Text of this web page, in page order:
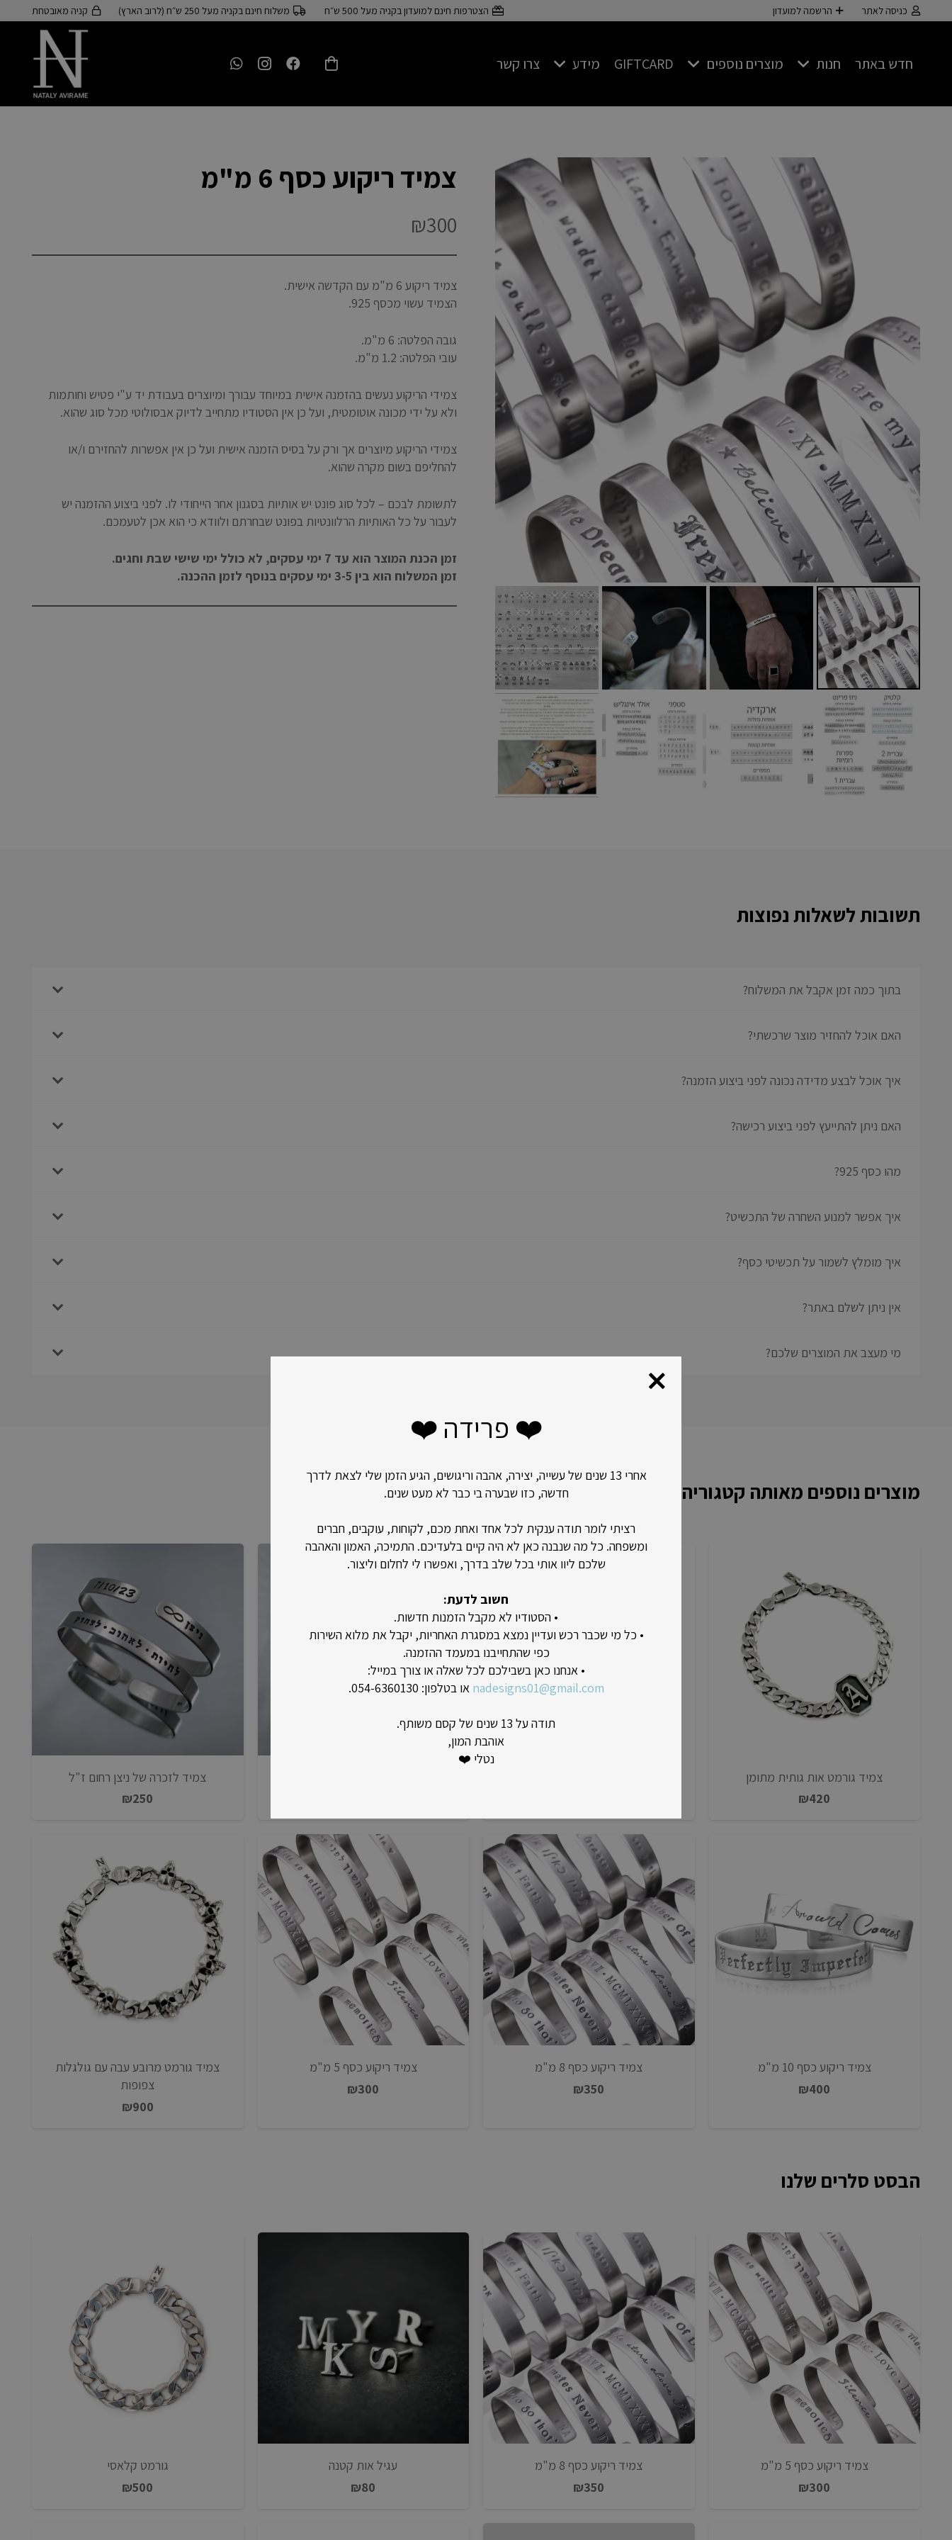
כניסה לאתר הרשמה למועדון הצטרפות חינם למועדון בקניה מעל 500 ש״ח משלוח חינם בקניה מעל 250 ש״ח (לרוב הארץ) קניה מאובטחת
חדש באתר חנות מוצרים נוספים GIFTCARD מידע צרו קשר
צמיד ריקוע כסף 6 מ"מ
₪300
צמיד ריקוע 6 מ"מ עם הקדשה אישית
.
הצמיד עשוי מכסף 925.
גובה הפלטה: 6 מ"מ.
עובי הפלטה: 1.2
מ"מ.
צמידי הריקוע נעשים בהזמנה אישית במיוחד עבורך ומיוצרים בעבודת יד ע"י פטיש וחותמות
ולא על ידי מכונה אוטומטית, ועל כן אין הסטודיו מתחייב לדיוק אבסולוטי מכל סוג שהוא.
צמידי הריקוע מיוצרים אך ורק על בסיס הזמנה אישית ועל כן אין אפשרות להחזירם ו/או
להחליפם בשום מקרה שהוא.
לתשומת לבכם – לכל סוג פונט יש אותיות בסגנון אחר הייחודי לו. לפני ביצוע ההזמנה יש
לעבור על כל האותיות הרלוונטיות בפונט שבחרתם ולוודא כי הוא אכן לטעמכם.
זמן הכנת המוצר הוא עד 7 ימי עסקים, לא כולל ימי שישי שבת וחגים
.
זמן המשלוח הוא בין 3-5 ימי עסקים בנוסף לזמן ההכנה.
תשובות לשאלות נפוצות
בתוך כמה זמן אקבל את המשלוח?
האם אוכל להחזיר מוצר שרכשתי?
איך אוכל לבצע מדידה נכונה לפני ביצוע הזמנה?
האם ניתן להתייעץ לפני ביצוע רכישה?
מהו כסף 925?
איך אפשר למנוע השחרה של התכשיט?
איך מומלץ לשמור על תכשיטי כסף?
אין ניתן לשלם באתר?
מי מעצב את המוצרים שלכם?
מוצרים נוספים מאותה קטגוריה
צמיד גורמט אות גותית מתומן
₪420
צמיד לזכרה של ניצן רחום ז"ל
₪250
צמיד ריקוע כסף 10 מ"מ
₪400
צמיד ריקוע כסף 8 מ"מ
₪350
צמיד ריקוע כסף 5 מ"מ
₪300
צמיד גורמט מרובע עבה עם גולגלות
צפופות
₪900
הבסט סלרים שלנו
צמיד ריקוע כסף 5 מ"מ
₪300
צמיד ריקוע כסף 8 מ"מ
₪350
עגיל אות קטנה
₪80
גורמט קלאסי
₪500
❤️ פרידה ❤️
אחרי 13 שנים של עשייה, יצירה, אהבה וריגושים, הגיע הזמן שלי לצאת לדרך
חדשה, כזו שבערה בי כבר לא מעט שנים.
רציתי לומר תודה ענקית לכל אחד ואחת מכם, לקוחות, עוקבים, חברים
ומשפחה. כל מה שנבנה כאן לא היה קיים בלעדיכם. התמיכה, האמון והאהבה
שלכם ליוו אותי בכל שלב בדרך, ואפשרו לי לחלום וליצור.
חשוב לדעת:
• הסטודיו לא מקבל הזמנות חדשות.
• כל מי שכבר רכש ועדיין נמצא במסגרת האחריות, יקבל את מלוא השירות
כפי שהתחייבנו במעמד ההזמנה.
• אנחנו כאן בשבילכם לכל שאלה או צורך במייל:
nadesigns01@gmail.com או בטלפון: 054-6360130.
תודה על 13 שנים של קסם משותף.
אוהבת המון,
נטלי ❤️